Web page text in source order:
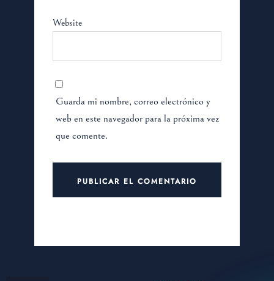
Website
Guarda mi nombre, correo electrónico y
web en este navegador para la próxima vez
que comente.